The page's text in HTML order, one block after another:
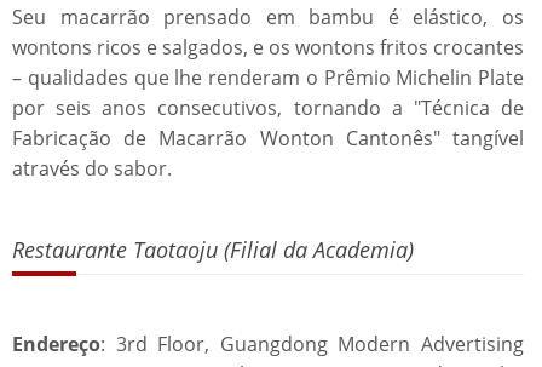
Seu macarrão prensado em bambu é elástico, os
wontons ricos e salgados, e os wontons fritos crocantes
– qualidades que lhe renderam o Prêmio Michelin Plate
por seis anos consecutivos, tornando a "Técnica de
Fabricação de Macarrão Wonton Cantonês" tangível
através do sabor.
Restaurante Taotaoju (Filial da Academia)
Endereço: 3rd Floor, Guangdong Modern Advertising